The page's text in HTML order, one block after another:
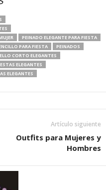
PEINADO ELEGANTE PARA FIESTA
PARA FIESTA
PEINADOS
CORTO ELEGANTES
ELEGANTES
ELEGANTES
Artículo siguiente
Outfits para Mujeres y
Hombres